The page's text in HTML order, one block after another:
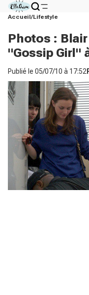
Accueil Lifestyle
Photos :
"Gossip Girl"
Publié le 05/07/10 à 17:52